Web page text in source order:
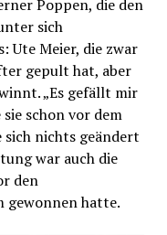
Poppen, die den
sich
Ute Meier, die zwar
gepult hat, aber
„Es gefällt mir
schon vor dem
nichts geändert
war auch die
den
gewonnen hatte.